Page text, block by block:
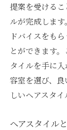
提案を受ける
ルが完成しま
ドバイスをも
とができます
タイルを手に
容室を選び、
しいヘアスタイ
ヘアスタイル